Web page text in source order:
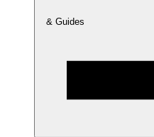
& Guides